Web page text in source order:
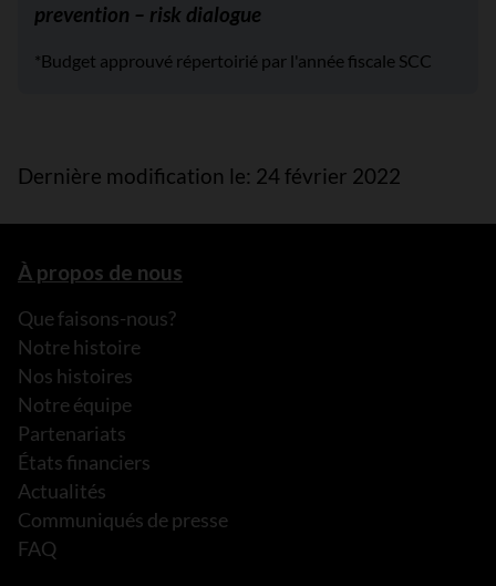
prevention – risk dialogue
*Budget approuvé répertoirié par l'année fiscale SCC
Dernière modification le: 24 février 2022
À propos de nous
Que faisons-nous?
Notre histoire
Nos histoires
Notre équipe
Partenariats
États financiers
Actualités
Communiqués de presse
FAQ